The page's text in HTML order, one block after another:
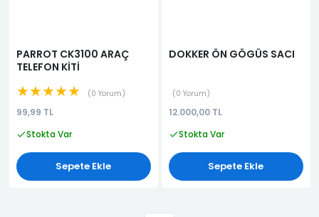
PARROT CK3100 ARAÇ
TELEFON KİTİ
★★★★★ 0 Yorum
99,99 TL
Stokta Var
Sepete Ekle
DOKKER ÖN GÖGÜS SACI
0 Yorum
12.000,00 TL
Stokta Var
Sepete Ekle